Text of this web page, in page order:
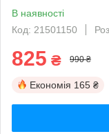
В наявності
Код: 21501150
825 ₴ 990 ₴
Економія 165 ₴